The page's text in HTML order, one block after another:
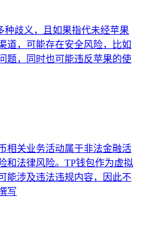
种歧义，且如果指代未经苹果
道，可能存在安全风险，比如
题，同时也可能违反苹果的使
相关业务活动属于非法金融活
和法律风险。TP钱包作为虚拟
能涉及违法违规内容，因此不
写